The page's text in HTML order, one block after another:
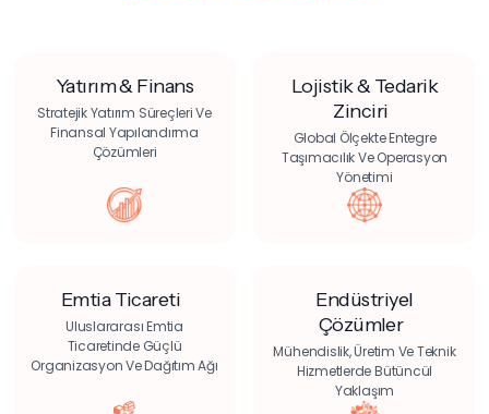
Yatırım & Finans
Stratejik Yatırım Süreçleri Ve
Finansal Yapılandırma
Çözümleri
Lojistik & Tedarik
Zinciri
Global Ölçekte Entegre
Taşımacılık Ve Operasyon
Yönetimi
Emtia Ticareti
Uluslararası Emtia
Ticaretinde Güçlü
Organizasyon Ve Dağıtım Ağı
Endüstriyel
Çözümler
Mühendislik, Üretim Ve Teknik
Hizmetlerde Bütüncül
Yaklaşım